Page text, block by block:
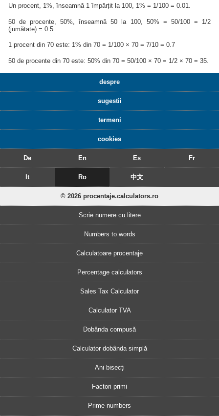
Un procent, 1%, înseamnă 1 împărțit la 100, 1% = 1/100 = 0.01.
50 de procente, 50%, înseamnă 50 la 100, 50% = 50/100 = 1/2
(jumătate) = 0.5.
1 procent din 70 este: 1% din 70 = 1/100 × 70 = 7/10 = 0.7
50 de procente din 70 este: 50% din 70 = 50/100 × 70 = 1/2 × 70 = 35.
despre
sugestii
termeni
cookies
De En Es Fr
It Ro 中文
© 2026 procentaje.calculators.ro
Scrie numere cu litere
Numbers to words
Calculatoare procentaje
Percentage calculators
Sales Tax Calculator
Calculator TVA
Dobânda compusă
Calculator dobânda simplă
Ani bisecți
Factori primi
Prime numbers